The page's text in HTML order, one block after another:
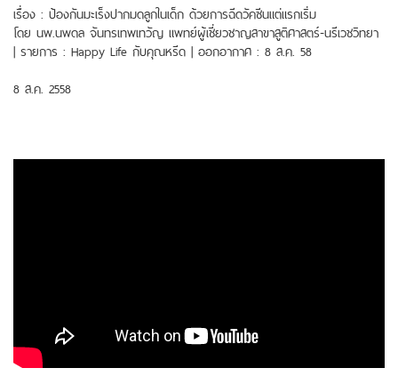
เรื่อง : ป้องกันมะเร็งปากมดลูกในเด็ก ด้วยการฉีดวัคซีนแต่แรกเริ่ม
โดย นพ.นพดล จันทรเทพเทวัญ แพทย์ผู้เชี่ยวชาญสาขาสูติศาสตร์-นรีเวชวิทยา
| รายการ : Happy Life กับคุณหรีด | ออกอากาศ : 8 ส.ค. 58
8 ส.ค. 2558